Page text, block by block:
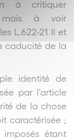
à critiquer
mais à voir
L.622-21 II et
caducité de la
identité de
par l’article
de la chose
caractérisée ;
imposés étant